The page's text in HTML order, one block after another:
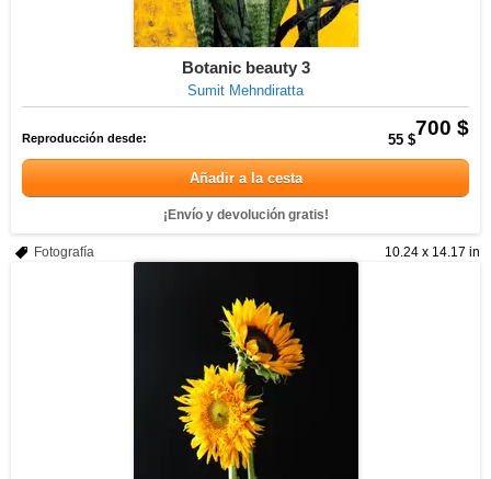
Botanic beauty 3
Sumit Mehndiratta
700 $
Reproducción desde: 55 $
Añadir a la cesta
¡Envío y devolución gratis!
10.24 x 14.17 in
Fotografía